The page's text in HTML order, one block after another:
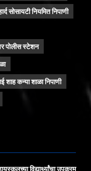
सोसायटी नियमित निपाणी
पोलीस स्टेशन
शाह कन्या शाळा निपाणी
विद्यार्थ्यांचा उपक्रम